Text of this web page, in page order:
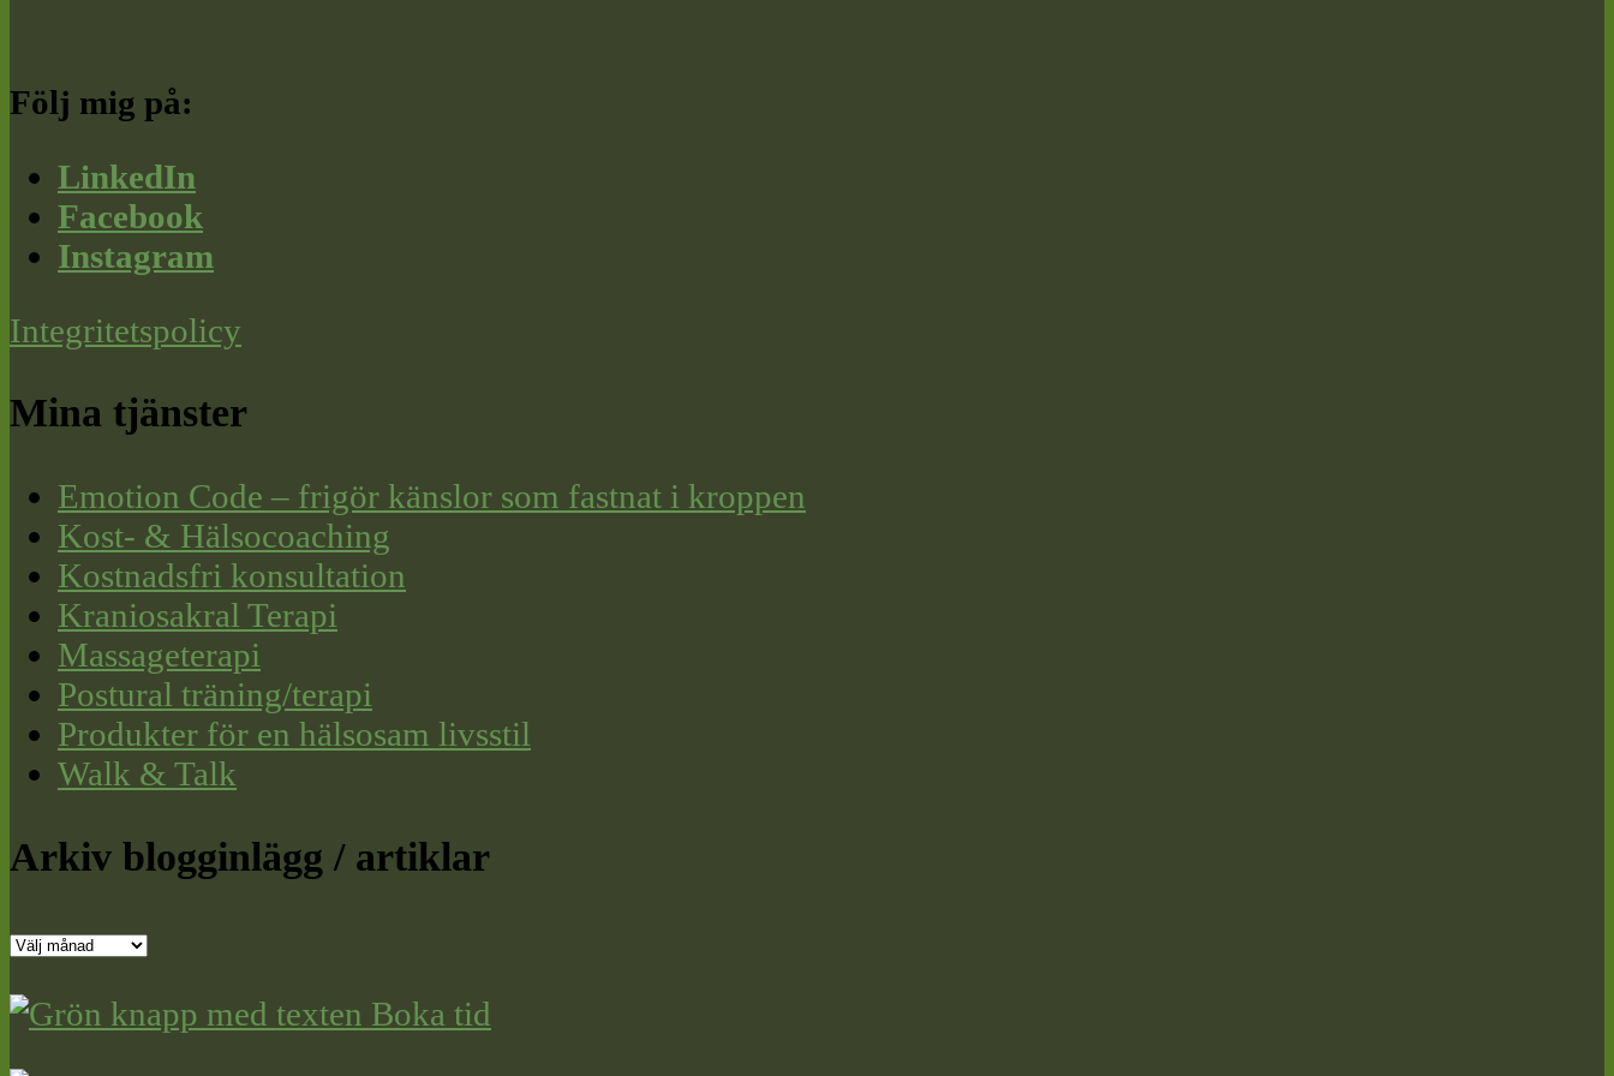
Följ mig på:
LinkedIn
Facebook
Instagram
Integritetspolicy
Mina tjänster
Emotion Code – frigör känslor som fastnat i kroppen
Kost- & Hälsocoaching
Kostnadsfri konsultation
Kraniosakral Terapi
Massageterapi
Postural träning/terapi
Produkter för en hälsosam livsstil
Walk & Talk
Arkiv blogginlägg / artiklar
Arkiv
/